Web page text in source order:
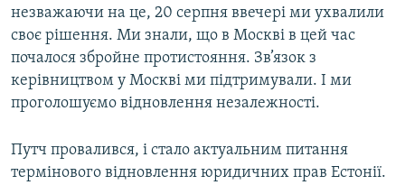
незважаючи на це, 20 серпня ввечері ми ухвалили
своє рішення. Ми знали, що в Москві в цей час
почалося збройне протистояння. Зв’язок з
керівництвом у Москві ми підтримували. І ми
проголошуємо відновлення незалежності.
Путч провалився, і стало актуальним питання
термінового відновлення юридичних прав Естонії.